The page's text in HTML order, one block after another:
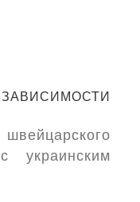
украинским